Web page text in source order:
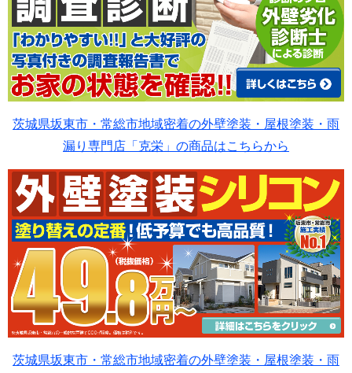
茨城県坂東市・常総市地域密着の外壁塗装・屋根塗装・雨
漏り専門店「克栄」の商品はこちらから
茨城県坂東市・常総市地域密着の外壁塗装・屋根塗装・雨